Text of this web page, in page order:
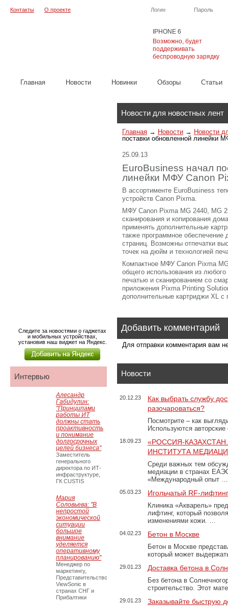
IPHONE 6
Возможно, будет
поддерживать
беспроводную зарядку
Логин Пароль
Контакты О проекте
Главная Новости Новинки Обзоры Cтатьи
Новости для новостных лент
Главная → Новости → Новости
поставки обновленной линейки
25.09.13
EuroBusiness начал
линейки МФУ Canon
В ассортименте EuroBusiness
устройств Canon Pixma.
МФУ Canon Pixma MG 2440, MG
сканирования и копирования
применять дополнительные
также программное обеспечение
страниц. Возможны отпечатки
точек на дюйм и технологией
Компактное МФУ Canon Pixma
общего использования из
печатью и сканированием со
приложения Pixma Printing
дополнительные картриджи XL
Добавить комментарий
Для отправки комментария вам
Новости
20.12.23
Как выбрать службу
разочароваться?
Посмотрите – как
Используются
18.09.23
«РОССИЯ-
ИНСТИТУТА
Среди важных тем
медиации в странах
«Международный опыт …
05.03.23 Игольчатый RF-
Клиника «Акварель»
лифтинг, который
изменениями кожи. …
04.02.23 Бетон в Москве
Бетон в Москве
который может
29.01.23 Доставка бетона в
Без бетона в
строительство. Этот
29.01.23 Заказывайте быструю
Следите за новостями о гаджетах
и мобильных устройствах,
установив наш виджет на Яндекс.
Интервью
Алесандр
Габидулин:
"Принципами
работы ИТ
должны стать
проактивность
и понимание
долгосрочных
целей бизнеса"
Заместитель
генерального
директора по ИТ-
инфраструктуре,
ГК CUSTIS
Мария
Соловьева: "В
непростой
экономической
ситуации
большое
внимание
уделяется
оперативному
планированию"
Менеджер по
маркетингу,
Представительство
ViewSonic в
странах СНГ и
Прибалтики